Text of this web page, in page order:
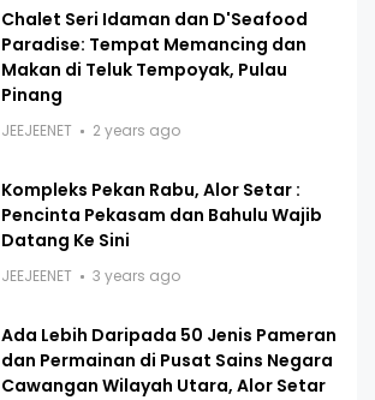
Chalet Seri Idaman dan D'Seafood
Paradise: Tempat Memancing dan
Makan di Teluk Tempoyak, Pulau
Pinang
JEEJEENET 2 years ago
Kompleks Pekan Rabu, Alor Setar :
Pencinta Pekasam dan Bahulu Wajib
Datang Ke Sini
JEEJEENET 3 years ago
Ada Lebih Daripada 50 Jenis Pameran
dan Permainan di Pusat Sains Negara
Cawangan Wilayah Utara, Alor Setar